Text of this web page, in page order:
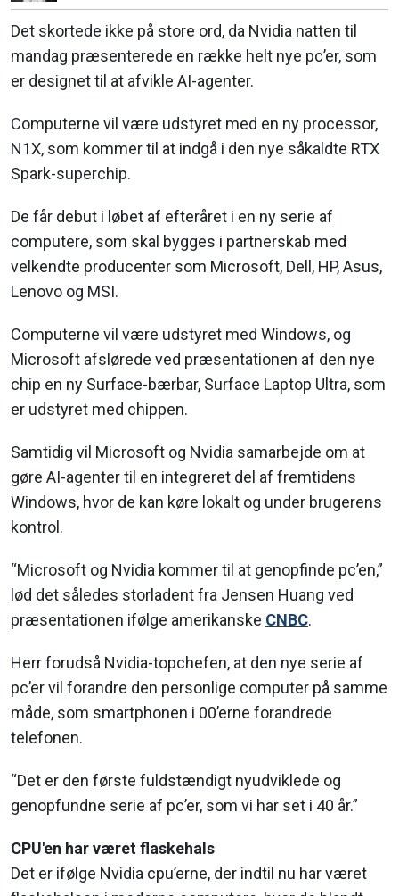
Det skortede ikke på store ord, da Nvidia natten til
mandag præsenterede en række helt nye pc’er, som
er designet til at afvikle AI-agenter.
Computerne vil være udstyret med en ny processor,
N1X, som kommer til at indgå i den nye såkaldte RTX
Spark-superchip.
De får debut i løbet af efteråret i en ny serie af
computere, som skal bygges i partnerskab med
velkendte producenter som Microsoft, Dell, HP, Asus,
Lenovo og MSI.
Computerne vil være udstyret med Windows, og
Microsoft afslørede ved præsentationen af den nye
chip en ny Surface-bærbar, Surface Laptop Ultra, som
er udstyret med chippen.
Samtidig vil Microsoft og Nvidia samarbejde om at
gøre AI-agenter til en integreret del af fremtidens
Windows, hvor de kan køre lokalt og under brugerens
kontrol.
“Microsoft og Nvidia kommer til at genopfinde pc’en,”
lød det således storladent fra Jensen Huang ved
præsentationen ifølge amerikanske CNBC.
Herr forudså Nvidia-topchefen, at den nye serie af
pc’er vil forandre den personlige computer på samme
måde, som smartphonen i 00’erne forandrede
telefonen.
“Det er den første fuldstændigt nyudviklede og
genopfundne serie af pc’er, som vi har set i 40 år.”
CPU'en har været flaskehals
Det er ifølge Nvidia cpu’erne, der indtil nu har været